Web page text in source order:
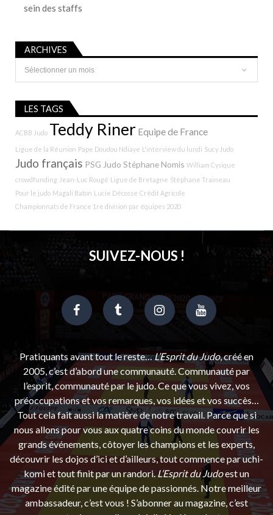
ARCHIVES
Archives
LES TAGS
ACBB Judo Teddy Riner Equipe de France
Ligue de la Réunion Pape Doudou Ndiaye L'interview du lundi Sucy Judo
Judo français PSG Judo Stéphane Nomis William Cysique
crowdfunding Jean-Luc Rougé Ligue de Bretagne Stéphane Traineau
Pour le judo Magali Baton Lucie Décosse Crédit Agricole
Championnats de France 1re division par équipes 2020
SUIVEZ-NOUS !
Pratiquants avant tout le reste…L’Esprit du Judo, créé en
2005, c’est d’abord une communauté. Communauté par
l’esprit, communauté par le judo. Ce que vous vivez, vos
préoccupations et vos remarques, vos idées et vos succès…
Tout cela fait aussi la matière de notre travail. Parce que si
nous allons pour vous aux quatre coins du monde couvrir les
grands événements, côtoyer les champions et les experts,
découvrir les dojos d’ici et d’ailleurs, tout commence par uchi-
komi et tout finit par un randori.L’Esprit du Judoest un
magazine édité par une équipe de passionnés. Notre meilleur
ambassadeur, c’est vous ! S’abonner au magazine, c’est